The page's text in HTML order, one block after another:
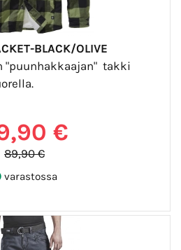
BLACK/OLIVE
"puunhakkaajan" takki
€
89,90 €
varastossa